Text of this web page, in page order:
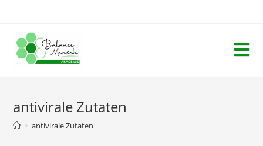
antivirale Zutaten
> antivirale Zutaten